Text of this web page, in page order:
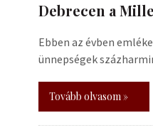
Debrecen a
Ebben az évben
ünnepségek
Tovább olvasom »